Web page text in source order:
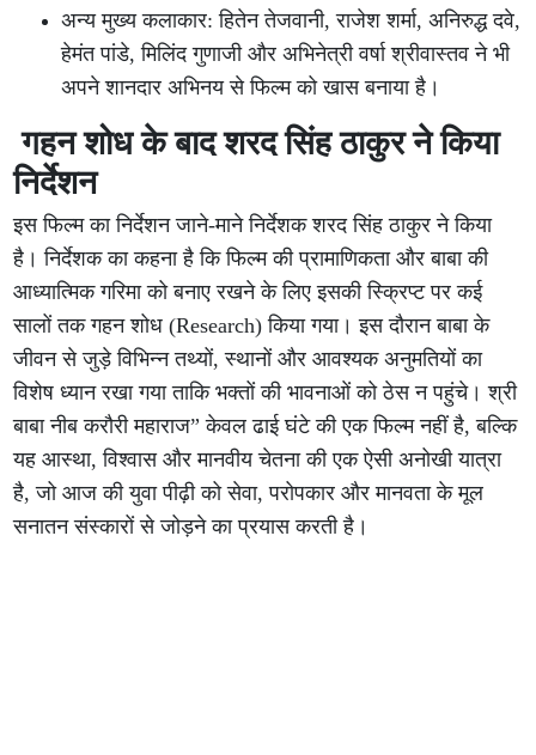
अन्य मुख्य कलाकार: हितेन तेजवानी, राजेश शर्मा, अनिरुद्ध दवे,
हेमंत पांडे, मिलिंद गुणाजी और अभिनेत्री वर्षा श्रीवास्तव ने भी
अपने शानदार अभिनय से फिल्म को खास बनाया है।
गहन शोध के बाद शरद सिंह ठाकुर ने किया
निर्देशन
इस फिल्म का निर्देशन जाने-माने निर्देशक शरद सिंह ठाकुर ने किया
है। निर्देशक का कहना है कि फिल्म की प्रामाणिकता और बाबा की
आध्यात्मिक गरिमा को बनाए रखने के लिए इसकी स्क्रिप्ट पर कई
सालों तक गहन शोध (Research) किया गया। इस दौरान बाबा के
जीवन से जुड़े विभिन्न तथ्यों, स्थानों और आवश्यक अनुमतियों का
विशेष ध्यान रखा गया ताकि भक्तों की भावनाओं को ठेस न पहुंचे। श्री
बाबा नीब करौरी महाराज” केवल ढाई घंटे की एक फिल्म नहीं है, बल्कि
यह आस्था, विश्वास और मानवीय चेतना की एक ऐसी अनोखी यात्रा
है, जो आज की युवा पीढ़ी को सेवा, परोपकार और मानवता के मूल
सनातन संस्कारों से जोड़ने का प्रयास करती है।